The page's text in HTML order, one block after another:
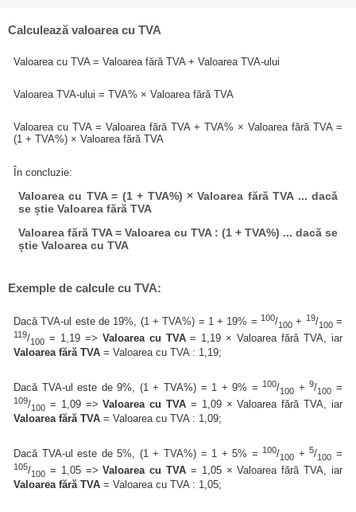
Calculează valoarea cu TVA
Valoarea cu TVA = Valoarea fără TVA + Valoarea TVA-ului
Valoarea TVA-ului = TVA% × Valoarea fără TVA
Valoarea cu TVA = Valoarea fără TVA + TVA% × Valoarea fără TVA =
(1 + TVA%) × Valoarea fără TVA
În concluzie:
Valoarea cu TVA = (1 + TVA%) × Valoarea fără TVA ... dacă
se știe Valoarea fără TVA
Valoarea fără TVA = Valoarea cu TVA : (1 + TVA%) ... dacă se
știe Valoarea cu TVA
Exemple de calcule cu TVA:
Dacă TVA-ul este de 19%, (1 + TVA%) = 1 + 19% = 100/100+ 19/100=
119/100 = 1,19 => Valoarea cu TVA= 1,19 × Valoarea fără TVA, iar
Valoarea fără TVA = Valoarea cu TVA : 1,19;
Dacă TVA-ul este de 9%, (1 + TVA%) = 1 + 9% =100/100 +9/100 =
109/100 = 1,09 =>Valoarea cu TVA = 1,09 × Valoarea fără TVA, iar
Valoarea fără TVA = Valoarea cu TVA : 1,09;
Dacă TVA-ul este de 5%, (1 + TVA%) = 1 + 5% =100/100 +5/100 =
105/100 = 1,05 =>Valoarea cu TVA = 1,05 × Valoarea fără TVA, iar
Valoarea fără TVA = Valoarea cu TVA : 1,05;